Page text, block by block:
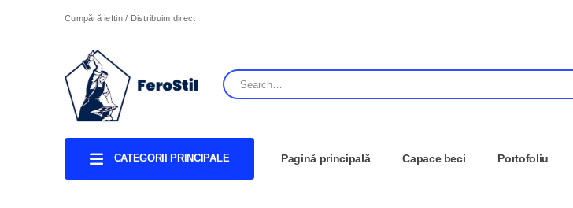
Cumpără ieftin / Distribuim direct
CATEGORII PRINCIPALE Pagină principală Capace beci Portofoliu